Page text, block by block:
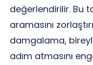
değerlendirilir. Bu
aramasını
damgalama,
adım atmasını